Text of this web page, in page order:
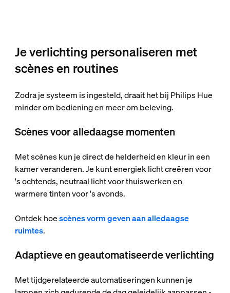
Je verlichting personaliseren met
scènes en routines
Zodra je systeem is ingesteld, draait het bij Philips Hue
minder om bediening en meer om beleving.
Scènes voor alledaagse momenten
Met scènes kun je direct de helderheid en kleur in een
kamer veranderen. Je kunt energiek licht creëren voor
's ochtends, neutraal licht voor thuiswerken en
warmere tinten voor 's avonds.
Ontdek hoescènes vorm geven aan alledaagse
ruimtes.
Adaptieve en geautomatiseerde verlichting
Met tijdgerelateerde automatiseringen kunnen je